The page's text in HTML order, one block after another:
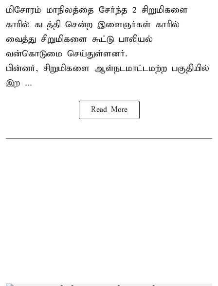
மிசோரம் மாநிலத்தை சேர்ந்த 2 சிறுமிகளை
காரில் கடத்தி சென்ற இளைஞர்கள் காரில்
வைத்து சிறுமிகளை கூட்டு பாலியல்
வன்கொடுமை செய்துள்ளனர்.
பின்னர், சிறுமிகளை ஆள்நடமாட்டமற்ற பகுதியில்
இற ...
Read More